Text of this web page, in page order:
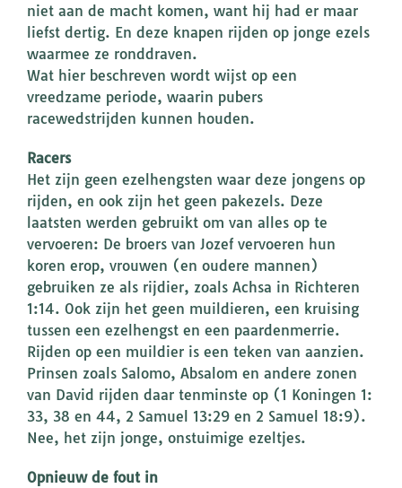
niet aan de macht komen, want hij had er maar
liefst dertig. En deze knapen rijden op jonge ezels
waarmee ze ronddraven.
Wat hier beschreven wordt wijst op een
vreedzame periode, waarin pubers
racewedstrijden kunnen houden.
Racers
Het zijn geen ezelhengsten waar deze jongens op
rijden, en ook zijn het geen pakezels. Deze
laatsten werden gebruikt om van alles op te
vervoeren: De broers van Jozef vervoeren hun
koren erop, vrouwen (en oudere mannen)
gebruiken ze als rijdier, zoals Achsa in Richteren
1:14. Ook zijn het geen muildieren, een kruising
tussen een ezelhengst en een paardenmerrie.
Rijden op een muildier is een teken van aanzien.
Prinsen zoals Salomo, Absalom en andere zonen
van David rijden daar tenminste op (1 Koningen 1:
33, 38 en 44, 2 Samuel 13:29 en 2 Samuel 18:9).
Nee, het zijn jonge, onstuimige ezeltjes.
Opnieuw de fout in